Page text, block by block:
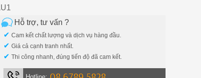
Hỗ trợ, tư vấn ?
✔ Cam kết chất lượng và dịch vụ hàng đầu.
✔ Giá cả cạnh tranh nhất.
✔ Thi công nhanh, đúng tiến độ đã cam kết.